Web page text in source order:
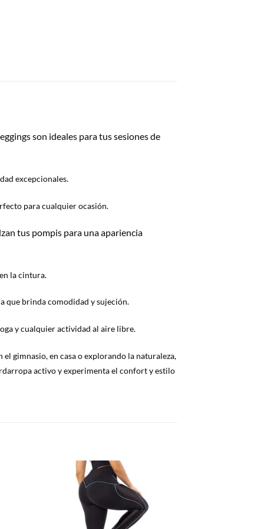
son ideales para tus sesiones de
excepcionales.
para cualquier ocasión.
tus pompis para una apariencia
la cintura.
que brinda comodidad y sujeción.
y cualquier actividad al aire libre.
gimnasio, en casa o explorando la naturaleza,
activo y experimenta el confort y estilo